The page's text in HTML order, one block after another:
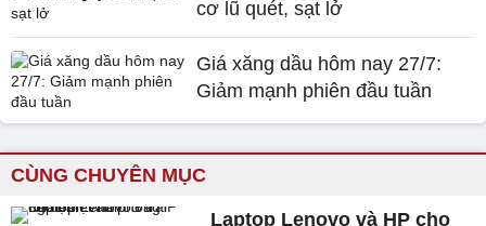
cơ lũ quét, sạt lở
Giá xăng dầu hôm nay 27/7:
Giảm mạnh phiên đầu tuần
CÙNG CHUYÊN MỤC
Laptop Lenovo và HP cho